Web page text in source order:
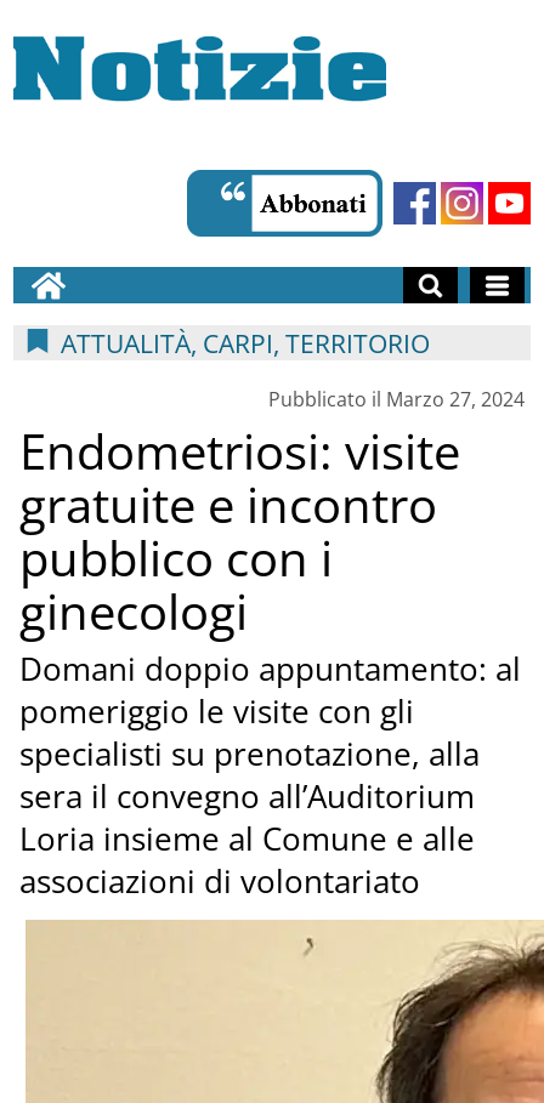
ATTUALITÀ, CARPI, TERRITORIO
Pubblicato il Marzo 27, 2024
Endometriosi: visite
gratuite e incontro
pubblico con i
ginecologi
Domani doppio appuntamento: al
pomeriggio le visite con gli
specialisti su prenotazione, alla
sera il convegno all’Auditorium
Loria insieme al Comune e alle
associazioni di volontariato